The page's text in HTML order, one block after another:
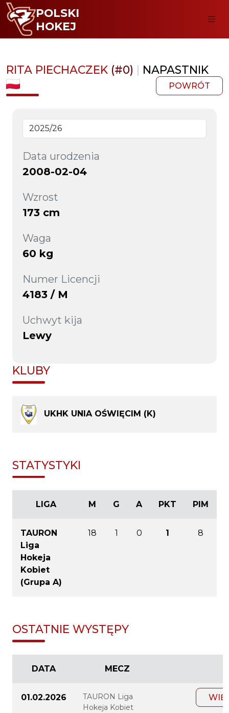
POLSKI
HOKEJ
RITA PIECHACZEK (#0) | NAPASTNIK
POWRÓT
Data urodzenia
2008-02-04
Wzrost
173 cm
Waga
60 kg
Numer Licencji
4183 / M
Uchwyt kija
Lewy
KLUBY
UKHK UNIA OŚWIĘCIM (K)
STATYSTYKI
LIGA M G A PKT PIM
TAURON
Liga
Hokeja
Kobiet
(Grupa A)
18 1 0 1 8
OSTATNIE WYSTĘPY
DATA MECZ
01.02.2026
TAURON Liga
Hokeja Kobiet